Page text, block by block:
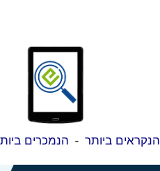
הנקראים ביותר - הנמכרים